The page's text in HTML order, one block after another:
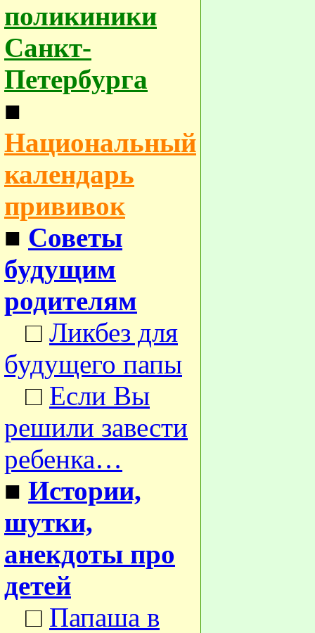
поликиники
Санкт-
Петербурга
■
Национальный
календарь
прививок
■ Советы
будущим
родителям
□ Ликбез для
будущего папы
□ Если Вы
решили завести
ребенка…
■ Истории,
шутки,
анекдоты про
детей
□ Папаша в